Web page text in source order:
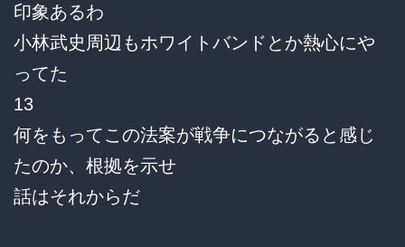
印象あるわ
小林武史周辺もホワイトバンドとか熱心にや
ってた
13
何をもってこの法案が戦争につながると感じ
たのか、根拠を示せ
話はそれからだ